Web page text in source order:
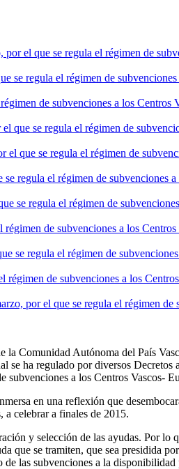
el que se regula el régimen de
regula el régimen de
de subvenciones a los Centros
se regula el régimen de
que se regula el régimen de
regula el régimen de subvenciones
se regula el régimen de
de subvenciones a los
se regula el régimen de
de subvenciones a los
por el que se regula el régimen de
Comunidad Autónoma del País
se ha regulado por diversos
a los Centros Vascos-
en una reflexión que
a celebrar a finales de 2015.
y selección de las ayudas. Por lo
que se tramiten, que sea presidida
las subvenciones a la